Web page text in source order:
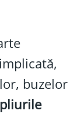
buzelor